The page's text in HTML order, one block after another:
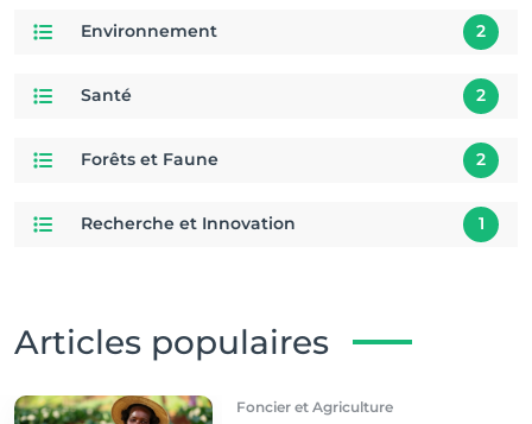
Environnement 2
Santé 2
Forêts et Faune 2
Recherche et Innovation 1
Articles populaires
Foncier et Agriculture